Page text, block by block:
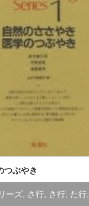
つぶやき
ーズ, さ行, さ行, た行,